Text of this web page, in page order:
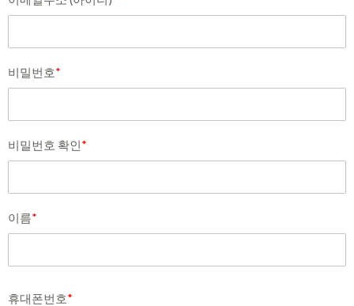
비밀번호*
비밀번호 확인*
이름*
휴대폰번호*